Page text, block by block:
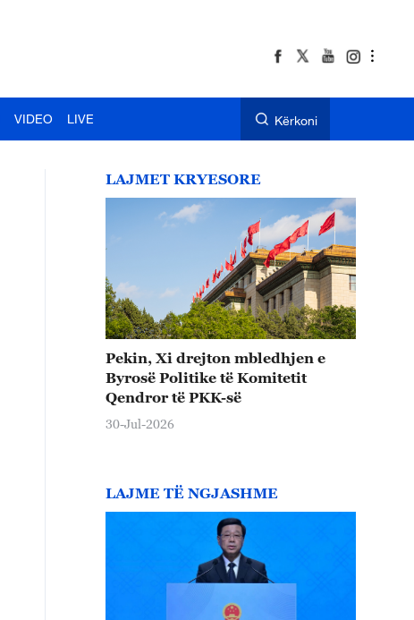
VIDEO LIVE Kërkoni
LAJMET KRYESORE
Pekin, Xi drejton mbledhjen e
Byrosë Politike të Komitetit
Qendror të PKK-së
30-Jul-2026
LAJME TË NGJASHME